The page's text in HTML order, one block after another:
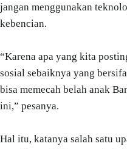
jangan menggunakan
kebencian.
“Karena apa yang kita
sosial sebaiknya yang
bisa memecah belah anak
ini,” pesanya.
Hal itu, katanya salah satu